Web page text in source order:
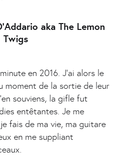
aka The Lemon
Twigs
en 2016. J’ai alors le
moment de la sortie de leur
souviens, la gifle fut
entêtantes. Je me
fais de ma vie, ma guitare
en me suppliant